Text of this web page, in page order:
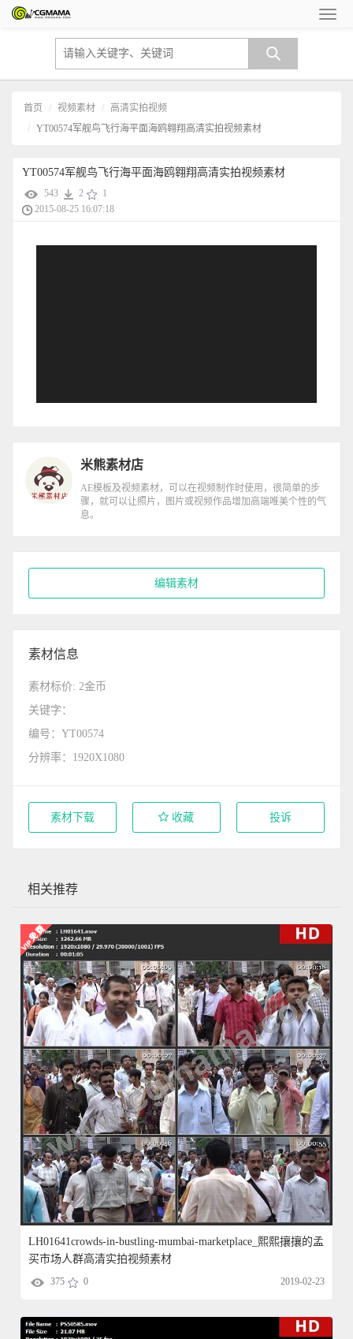
首页 视频素材
高清实拍视频
YT00574军舰鸟飞行海平面海鸥翱翔高清实拍视频素材
YT00574军舰鸟飞行海平面海鸥翱翔高清实拍视频素材
543 2
1
2015-08-25 16:07:18
米熊素材店
AE模板及视频素材，可以在视频制作时使用，很简单的步
骤，就可以让照片，图片或视频作品增加高端唯美个性的气
息。
编辑素材
素材信息
素材标价: 2金币
关键字：
编号：YT00574
分辨率：1920X1080
素材下载 收藏 投诉
相关推荐
LH01641crowds-in-bustling-mumbai-marketplace_熙熙攘攘的孟
买市场人群高清实拍视频素材
375 0 2019-02-23